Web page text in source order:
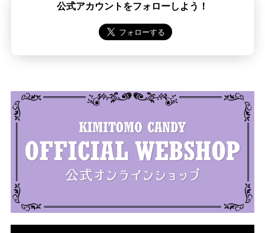
公式アカウントをフォローしよう！